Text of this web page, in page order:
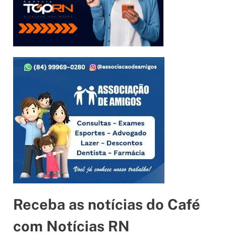
Receba as notícias do Café
com Notícias RN